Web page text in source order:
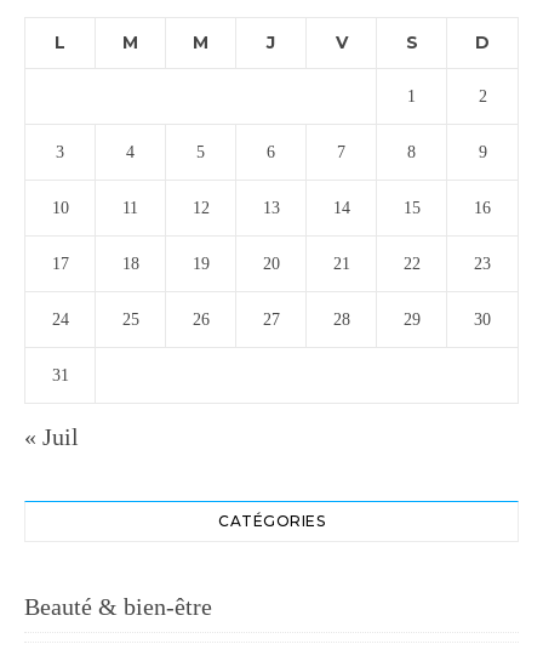
L M M J V S D
1 2
3 4 5 6 7 8 9
10 11 12 13 14 15 16
17 18 19 20 21 22 23
24 25 26 27 28 29 30
31
« Juil
CATÉGORIES
Beauté & bien-être